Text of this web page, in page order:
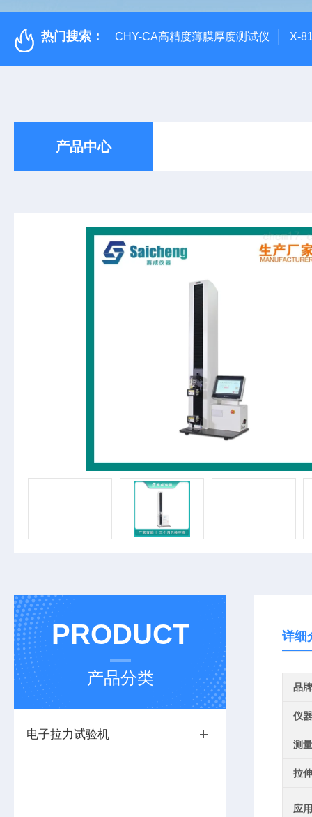
热门搜索： CHY-CA高精度薄膜厚度测试仪 X-
产品中心
PRODUCT
产品分类
电子拉力试验机
详细
品牌
仪
测
拉
应